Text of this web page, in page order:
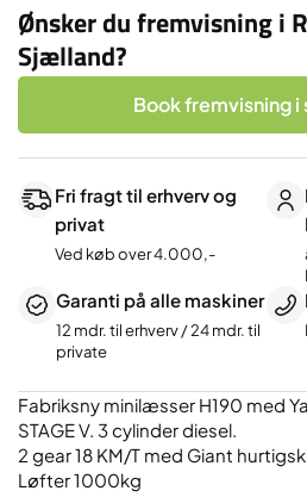
Ønsker du fremvisning i
Sjælland?
Book fremvisning i
Fri fragt til erhverv og
privat
Ved køb over 4.000,-
Garanti på alle maskiner
12 mdr. til erhverv / 24 mdr. til
private
Fabriksny minilæsser H190 med
STAGE V. 3 cylinder diesel.
2 gear 18 KM/T med Giant
Løfter 1000kg